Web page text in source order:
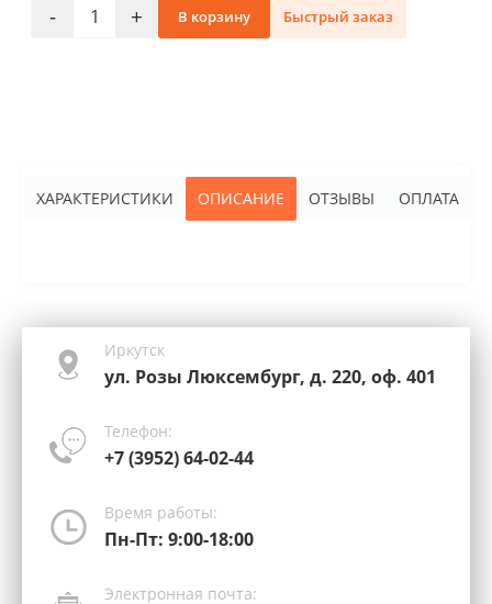
- + В корзину Быстрый заказ
ХАРАКТЕРИСТИКИ ОПИСАНИЕ ОТЗЫВЫ ОПЛАТА
Иркутск
ул. Розы Люксембург, д. 220, оф. 401
Телефон:
+7 (3952) 64-02-44
Время работы:
Пн-Пт: 9:00-18:00
Электронная почта: